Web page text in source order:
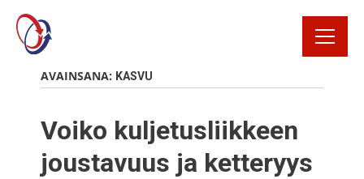
Yhteystiedot
AVAINSANA: KASVU
Voiko kuljetusliikkeen
joustavuus ja ketteryys